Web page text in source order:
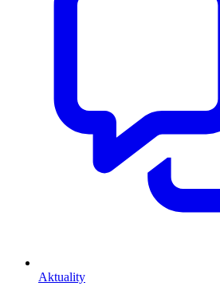
Aktuality